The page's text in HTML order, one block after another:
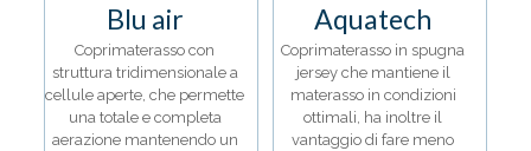
pagina
del
prodotto
essere
scelte
nella
pagina
del
prodotto
Blu air
Coprimaterasso con
struttura tridimensionale a
cellule aperte, che permette
una totale e completa
aerazione mantenendo un
Aquatech
Coprimaterasso in spugna
jersey che mantiene il
materasso in condizioni
ottimali, ha inoltre il
vantaggio di fare meno